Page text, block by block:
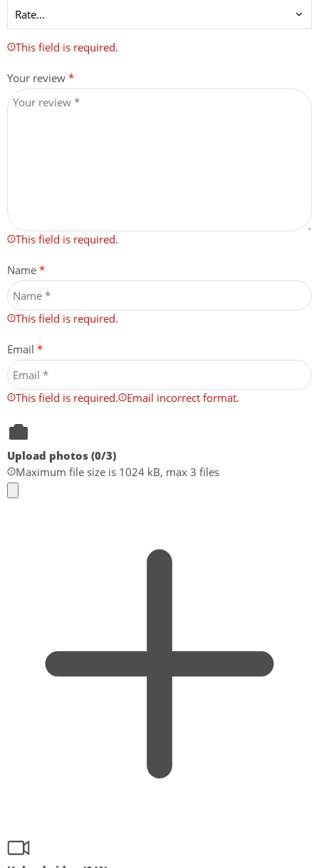
This field is required.
Your review *
This field is required.
Name *
This field is required.
Email *
This field is required. Email incorrect format.
Upload photos (0/3)
Maximum file size is 1024 kB, max 3 files